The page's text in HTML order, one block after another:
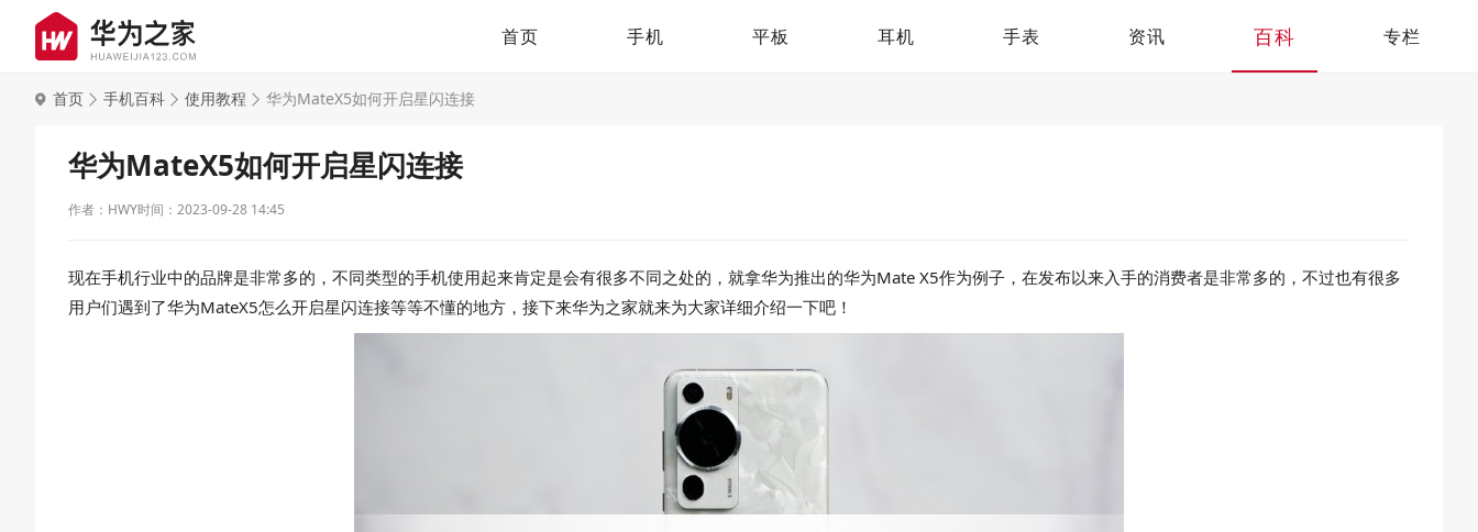
首页 手机 平板 耳机 手表 资讯 百科 专栏
首页 手机百科 使用教程 华为MateX5如何开启星闪连接
华为MateX5如何开启星闪连接
作者：HWY时间：2023-09-28 14:45
现在手机行业中的品牌是非常多的，不同类型的手机使用起来肯定是会有很多不同之处的，就拿华为推出的华为Mate X5作为例子，在发布以来入手的消费者是非常多的，不过也有很多
用户们遇到了华为MateX5怎么开启星闪连接等等不懂的地方，接下来华为之家就来为大家详细介绍一下吧！